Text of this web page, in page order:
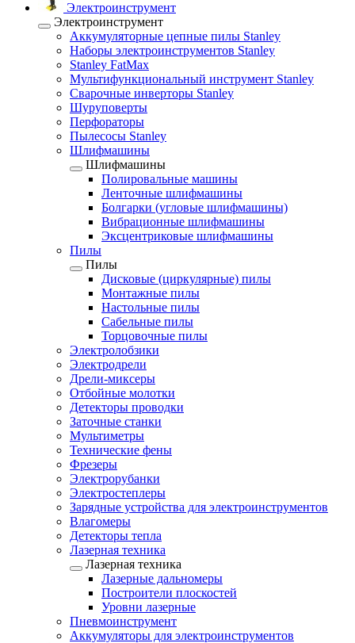
Электроинструмент
Электроинструмент
Аккумуляторные цепные пилы Stanley
Наборы электроинструментов Stanley
Stanley FatMax
Мультифункциональный инструмент Stanley
Сварочные инверторы Stanley
Шуруповерты
Перфораторы
Пылесосы Stanley
Шлифмашины
Шлифмашины
Полировальные машины
Ленточные шлифмашины
Болгарки (угловые шлифмашины)
Вибрационные шлифмашины
Эксцентриковые шлифмашины
Пилы
Пилы
Дисковые (циркулярные) пилы
Монтажные пилы
Настольные пилы
Сабельные пилы
Торцовочные пилы
Электролобзики
Электродрели
Дрели-миксеры
Отбойные молотки
Детекторы проводки
Заточные станки
Мультиметры
Технические фены
Фрезеры
Электрорубанки
Электростеплеры
Зарядные устройства для электроинструментов
Влагомеры
Детекторы тепла
Лазерная техника
Лазерная техника
Лазерные дальномеры
Построители плоскостей
Уровни лазерные
Пневмоинструмент
Аккумуляторы для электроинструментов